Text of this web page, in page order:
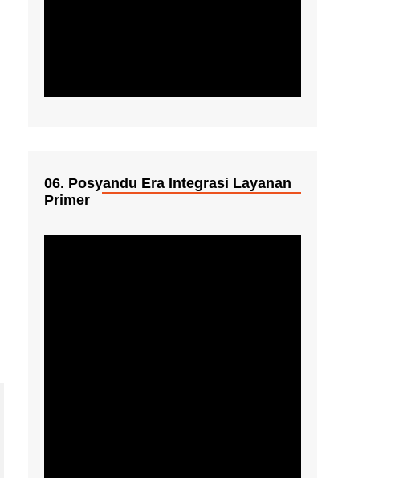
06. Posyandu Era Integrasi Layanan
Primer